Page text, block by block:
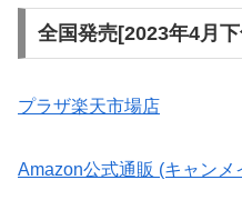
全国発売[2023年4月
プラザ楽天市場店
Amazon公式通販 (キャンメ